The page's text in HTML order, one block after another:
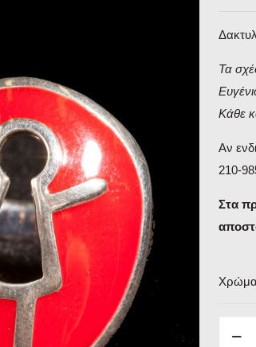
Τα
Κάθε
Αν
210-
Στα